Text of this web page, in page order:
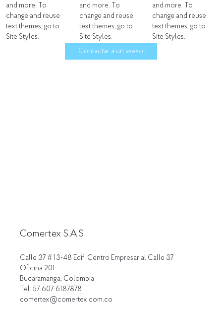
and more. To
change and reuse
text themes, go to
Site Styles.
and more. To
change and reuse
text themes, go to
Site Styles.
and more. To
change and reuse
text themes, go to
Site Styles.
Contactar a un asesor
Comertex S.A.S
Calle 37 # 13-48 Edif. Centro Empresarial Calle 37
Oficina 201
Bucaramanga, Colombia
Tel: 57 607 6187878
comertex@comertex.com.co